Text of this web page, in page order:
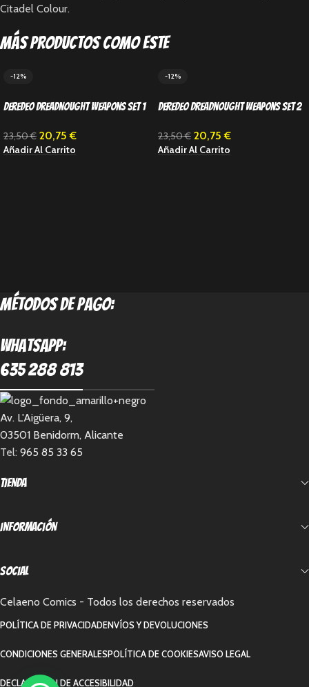
Citadel Colour.
Más productos como este
-12%
Deredeo Dreadnought Weapons Set 1
23,50€ 20,75€
Añadir Al Carrito
-12%
Deredeo Dreadnought Weapons Set 2
23,50€ 20,75€
Añadir Al Carrito
métodos de pago:
Whatsapp:
635 288 813
Av. L'Aigüera, 9,
03501 Benidorm, Alicante
Tel: 965 85 33 65
Tienda
Información
Social
Celaeno Comics - Todos los derechos reservados
POLÍTICA DE PRIVACIDADENVÍOS Y DEVOLUCIONES
CONDICIONES GENERALESPOLÍTICA DE COOKIESAVISO LEGAL
DECLARACIÓN DE ACCESIBILIDAD